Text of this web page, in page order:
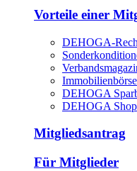
Vorteile einer
DEHOGA-
Immobilienbörse
DEHOGA
DEHOGA Shop
Mitgliedsantrag
Für Mitglieder